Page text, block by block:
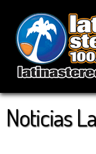
Noticias